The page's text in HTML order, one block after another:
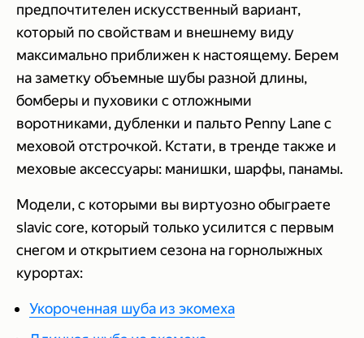
предпочтителен искусственный вариант,
который по свойствам и внешнему виду
максимально приближен к настоящему. Берем
на заметку объемные шубы разной длины,
бомберы и пуховики с отложными
воротниками, дубленки и пальто Penny Lane с
меховой отстрочкой. Кстати, в тренде также и
меховые аксессуары: манишки, шарфы, панамы.
Модели, с которыми вы виртуозно обыграете
slavic core, который только усилится с первым
снегом и открытием сезона на горнолыжных
курортах:
Укороченная шуба из экомеха